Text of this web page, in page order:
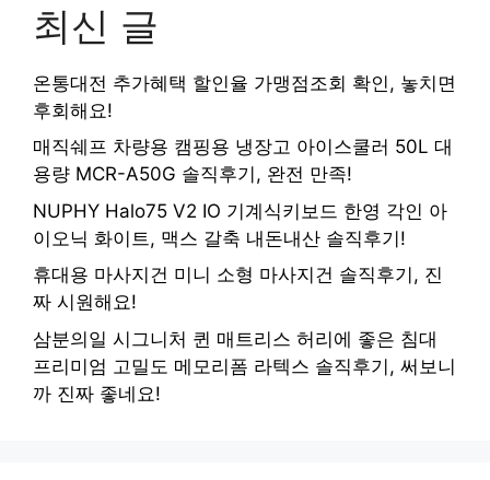
최신 글
온통대전 추가혜택 할인율 가맹점조회 확인, 놓치면
후회해요!
매직쉐프 차량용 캠핑용 냉장고 아이스쿨러 50L 대
용량 MCR-A50G 솔직후기, 완전 만족!
NUPHY Halo75 V2 IO 기계식키보드 한영 각인 아
이오닉 화이트, 맥스 갈축 내돈내산 솔직후기!
휴대용 마사지건 미니 소형 마사지건 솔직후기, 진
짜 시원해요!
삼분의일 시그니처 퀸 매트리스 허리에 좋은 침대
프리미엄 고밀도 메모리폼 라텍스 솔직후기, 써보니
까 진짜 좋네요!